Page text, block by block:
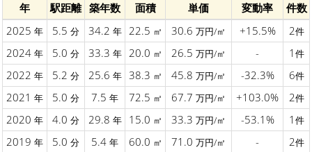
年 駅距離 築年数 面積 単価 変動率
件数
2025 年 5.5 分 34.2 年 22.5 ㎡ 30.6 万円/㎡ +15.5% 2件
2024 年 5.0 分 33.3 年 20.0 ㎡ 26.5 万円/㎡ - 1 件
2022 年 5.2 分 25.6 年 38.3 ㎡ 45.8 万円/㎡ -32.3% 6件
2021 年 5.0 分 7.5 年 72.5 ㎡ 67.7 万円/㎡ +103.0% 2件
2020 年 4.0 分 29.8 年 15.0 ㎡ 33.3 万円/㎡ -53.1% 1 件
2019 年 5.0 分 5.4 年 60.0 ㎡ 71.0 万円/㎡ - 2件